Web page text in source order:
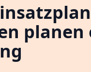
planen